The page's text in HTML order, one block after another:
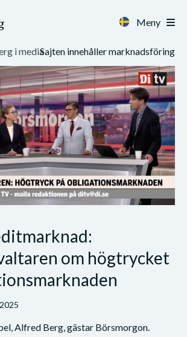
Meny
Sajten innehåller marknadsföring
i media
om högtrycket
Alfred Berg, gästar Börsmorgon.